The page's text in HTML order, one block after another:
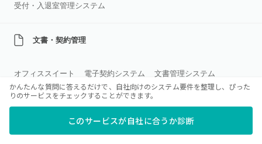
受付・入退室管理システム
文書・契約管理
オフィススイート 電子契約システム
文書管理システム
マニュアル作成ツール
PDF編集ソフト 議事録作成ツール
プロジェクト管理・業務効率化
かんたんな質問に答えるだけで、自社向けのシステム要件を整理し、ぴった
りのサービスをチェックすることができます。
このサービスが自社に合うか診断